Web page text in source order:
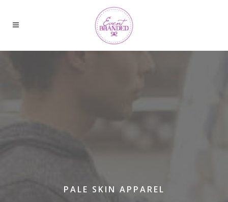
PALE SKIN APPAREL